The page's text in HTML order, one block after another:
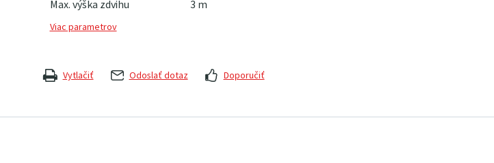
Max. výška zdvihu 3 m
Vytlačiť Odoslať dotaz Doporučiť